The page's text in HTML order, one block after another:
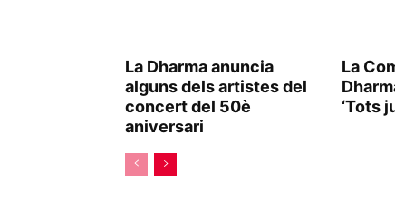
La Dharma anuncia
alguns dels artistes del
concert del 50è
aniversari
La
‘Tots